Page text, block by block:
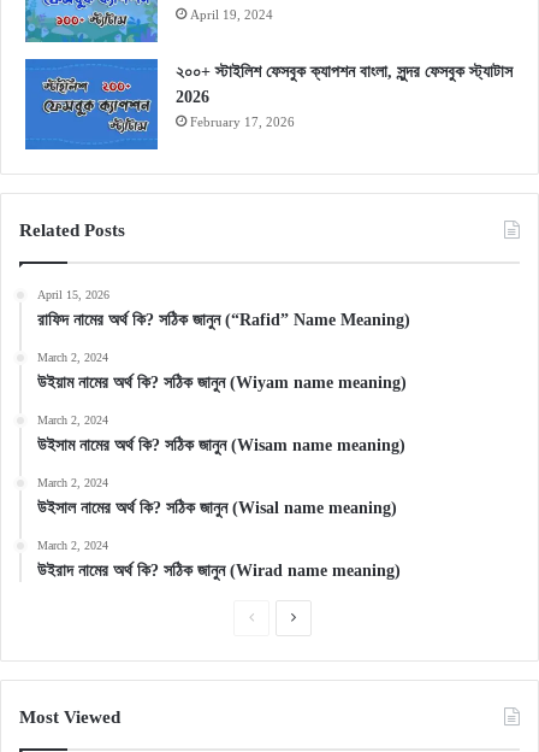
April 19, 2024
২০০+ স্টাইলিশ ফেসবুক ক্যাপশন বাংলা, সুন্দর ফেসবুক স্ট্যাটাস
2026
February 17, 2026
Related Posts
April 15, 2026
রাফিদ নামের অর্থ কি? সঠিক জানুন (“Rafid” Name Meaning)
March 2, 2024
উইয়াম নামের অর্থ কি? সঠিক জানুন (Wiyam name meaning)
March 2, 2024
উইসাম নামের অর্থ কি? সঠিক জানুন (Wisam name meaning)
March 2, 2024
উইসাল নামের অর্থ কি? সঠিক জানুন (Wisal name meaning)
March 2, 2024
উইরাদ নামের অর্থ কি? সঠিক জানুন (Wirad name meaning)
PreviousNext
Most Viewed